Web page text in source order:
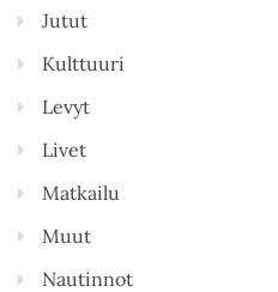
Jutut
Kulttuuri
Levyt
Livet
Matkailu
Muut
Nautinnot